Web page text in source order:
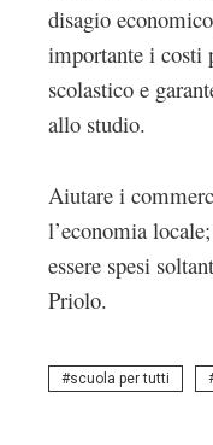
disagio
importante i costi
scolastico e
allo studio.
Aiutare i
l’economia
essere spesi
Priolo.
scuola per tutti